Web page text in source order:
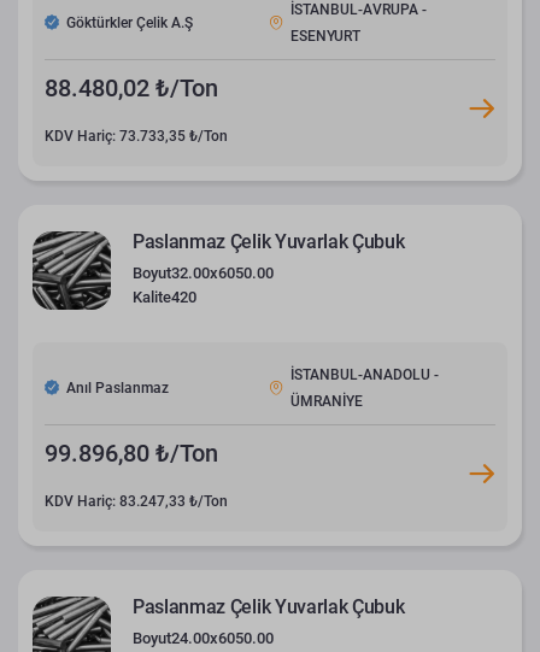
Göktürkler Çelik A.Ş
İSTANBUL-AVRUPA -
ESENYURT
88.480,02 ₺/Ton
KDV Hariç: 73.733,35 ₺/Ton
Paslanmaz Çelik Yuvarlak Çubuk
Boyut32.00x6050.00
Kalite420
Anıl Paslanmaz
İSTANBUL-ANADOLU -
ÜMRANİYE
99.896,80 ₺/Ton
KDV Hariç: 83.247,33 ₺/Ton
Paslanmaz Çelik Yuvarlak Çubuk
Boyut24.00x6050.00